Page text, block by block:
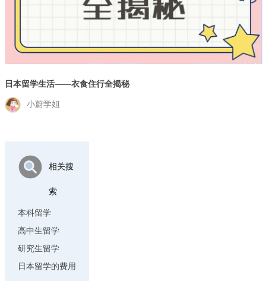
日本留学生活——衣食住行全揭秘
小蔚学姐
相关搜
索
本科留学
高中生留学
研究生留学
日本留学的费用